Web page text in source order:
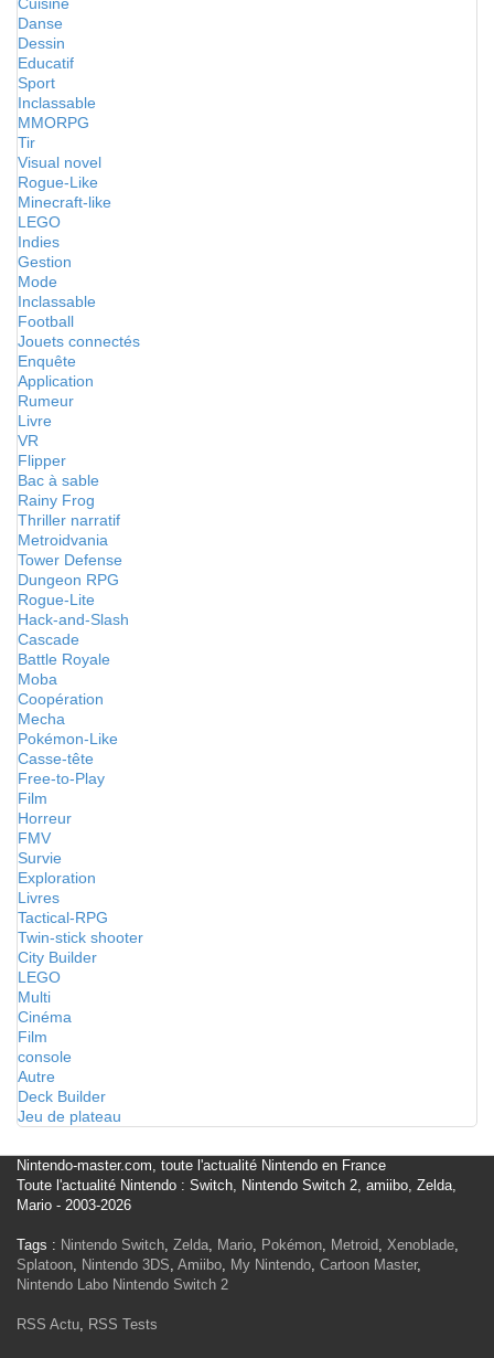
Danse
Dessin
Educatif
Sport
Inclassable
MMORPG
Tir
Visual novel
Rogue-Like
Minecraft-like
LEGO
Indies
Gestion
Mode
Inclassable
Football
Jouets connectés
Enquête
Application
Rumeur
Livre
VR
Flipper
Bac à sable
Rainy Frog
Thriller narratif
Metroidvania
Tower Defense
Dungeon RPG
Rogue-Lite
Hack-and-Slash
Cascade
Battle Royale
Moba
Coopération
Mecha
Pokémon-Like
Casse-tête
Free-to-Play
Film
Horreur
FMV
Survie
Exploration
Livres
Tactical-RPG
Twin-stick shooter
City Builder
LEGO
Multi
Cinéma
Film
console
Autre
Deck Builder
Jeu de plateau
Nintendo-master.com, toute l'actualité Nintendo en France
Toute l'actualité Nintendo : Switch, Nintendo Switch 2, amiibo, Zelda,
Mario - 2003-2026
Tags : Nintendo Switch, Zelda, Mario, Pokémon, Metroid, Xenoblade,
Splatoon, Nintendo 3DS, Amiibo, My Nintendo, Cartoon Master,
Nintendo Labo Nintendo Switch 2
RSS Actu, RSS Tests